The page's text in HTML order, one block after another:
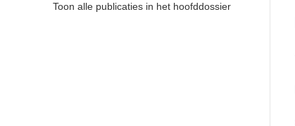
Toon alle publicaties in het hoofddossier